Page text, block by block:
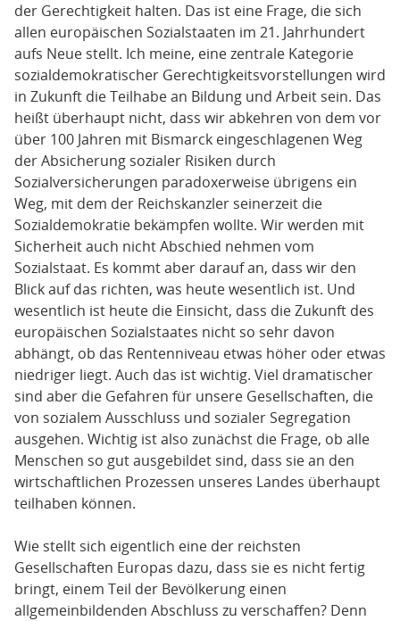
der Gerechtigkeit halten. Das ist eine Frage, die sich
allen europäischen Sozialstaaten im 21. Jahrhundert
aufs Neue stellt. Ich meine, eine zentrale Kategorie
sozialdemokratischer Gerechtigkeitsvorstellungen wird
in Zukunft die Teilhabe an Bildung und Arbeit sein. Das
heißt überhaupt nicht, dass wir abkehren von dem vor
über 100 Jahren mit Bismarck eingeschlagenen Weg
der Absicherung sozialer Risiken durch
Sozialversicherungen paradoxerweise übrigens ein
Weg, mit dem der Reichskanzler seinerzeit die
Sozialdemokratie bekämpfen wollte. Wir werden mit
Sicherheit auch nicht Abschied nehmen vom
Sozialstaat. Es kommt aber darauf an, dass wir den
Blick auf das richten, was heute wesentlich ist. Und
wesentlich ist heute die Einsicht, dass die Zukunft des
europäischen Sozialstaates nicht so sehr davon
abhängt, ob das Rentenniveau etwas höher oder etwas
niedriger liegt. Auch das ist wichtig. Viel dramatischer
sind aber die Gefahren für unsere Gesellschaften, die
von sozialem Ausschluss und sozialer Segregation
ausgehen. Wichtig ist also zunächst die Frage, ob alle
Menschen so gut ausgebildet sind, dass sie an den
wirtschaftlichen Prozessen unseres Landes überhaupt
teilhaben können.
Wie stellt sich eigentlich eine der reichsten
Gesellschaften Europas dazu, dass sie es nicht fertig
bringt, einem Teil der Bevölkerung einen
allgemeinbildenden Abschluss zu verschaffen? Denn